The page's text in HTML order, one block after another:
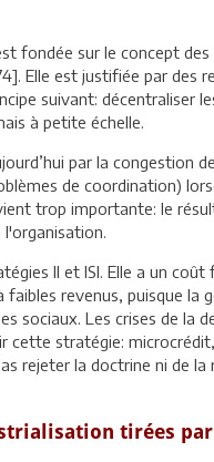
fondée sur le concept
Elle est justifiée par des
suivant: décentraliser
à petite échelle.
par la congestion
de coordination)
trop importante: le
II et ISI. Elle a un
revenus, puisque la
sociaux. Les crises de la
cette stratégie:
rejeter la doctrine ni de
tirées